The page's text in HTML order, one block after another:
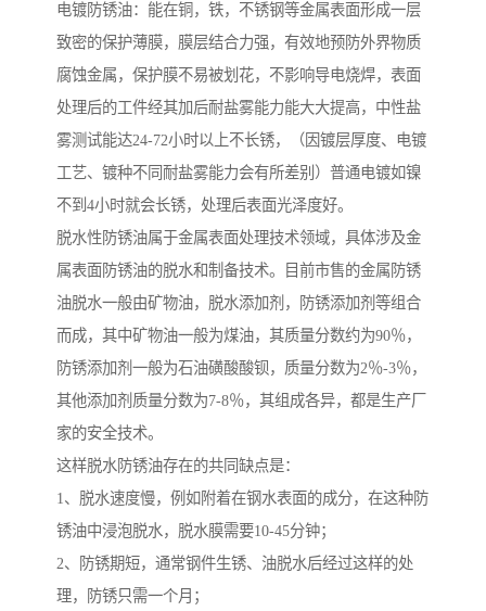
电镀防锈油：能在铜，铁，不锈钢等金属表面形成一层
致密的保护薄膜，膜层结合力强，有效地预防外界物质
腐蚀金属，保护膜不易被划花，不影响导电烧焊，表面
处理后的工件经其加后耐盐雾能力能大大提高，中性盐
雾测试能达24-72小时以上不长锈，（因镀层厚度、电镀
工艺、镀种不同耐盐雾能力会有所差别）普通电镀如镍
不到4小时就会长锈，处理后表面光泽度好。
脱水性防锈油属于金属表面处理技术领域，具体涉及金
属表面防锈油的脱水和制备技术。目前市售的金属防锈
油脱水一般由矿物油，脱水添加剂，防锈添加剂等组合
而成，其中矿物油一般为煤油，其质量分数约为90％，
防锈添加剂一般为石油磺酸酸钡，质量分数为2％-3％，
其他添加剂质量分数为7-8％，其组成各异，都是生产厂
家的安全技术。
这样脱水防锈油存在的共同缺点是：
1、脱水速度慢，例如附着在钢水表面的成分，在这种防
锈油中浸泡脱水，脱水膜需要10-45分钟；
2、防锈期短，通常钢件生锈、油脱水后经过这样的处
理，防锈只需一个月；